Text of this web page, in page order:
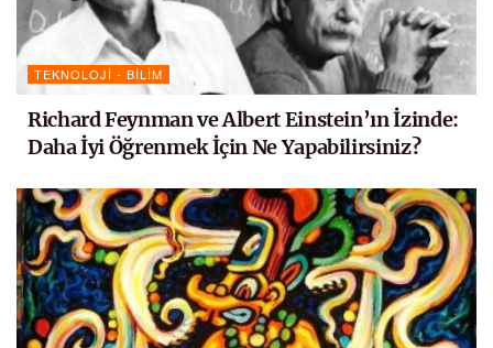
TEKNOLOJI - BILIM
Richard Feynman ve Albert Einstein’ın İzinde:
Daha İyi Öğrenmek İçin Ne Yapabilirsiniz?